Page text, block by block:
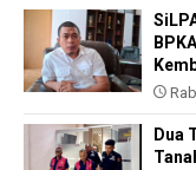
Dua